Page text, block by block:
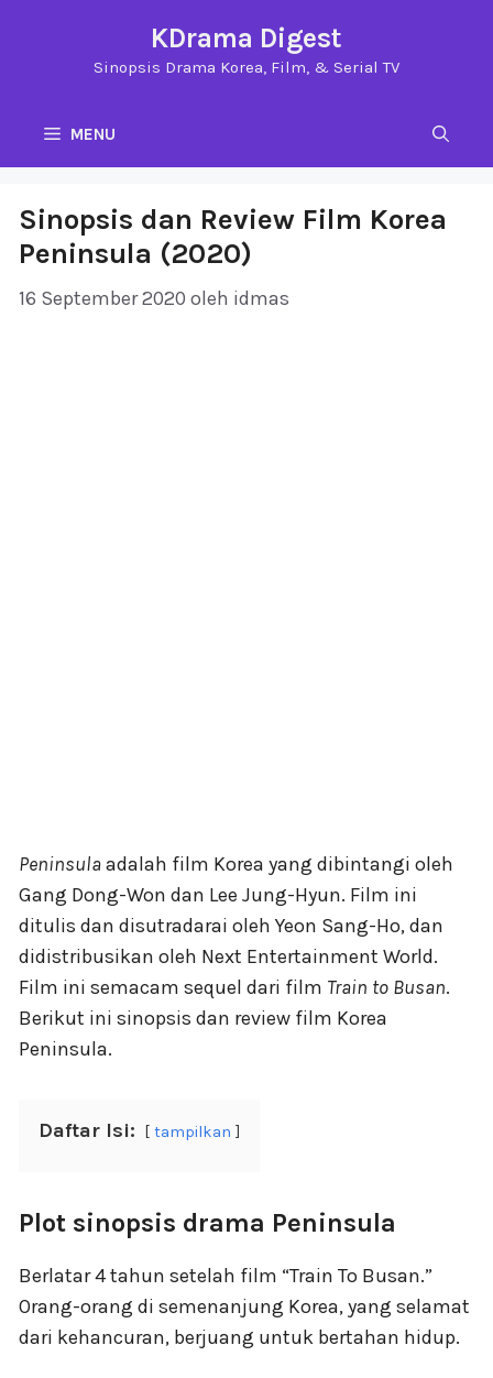
KDrama Digest
Sinopsis Drama Korea, Film, & Serial TV
MENU
Sinopsis dan Review Film Korea
Peninsula (2020)
16 September 2020 oleh idmas
Peninsulaadalah film Korea yang dibintangi oleh
Gang Dong-Won dan Lee Jung-Hyun. Film ini
ditulis dan disutradarai oleh Yeon Sang-Ho, dan
didistribusikan oleh Next Entertainment World.
Film ini semacam sequel dari film Train to Busan.
Berikut ini sinopsis dan review film Korea
Peninsula.
Daftar Isi: tampilkan
Plot sinopsis drama Peninsula
Berlatar 4 tahun setelah film “Train To Busan.”
Orang-orang di semenanjung Korea, yang selamat
dari kehancuran, berjuang untuk bertahan hidup.